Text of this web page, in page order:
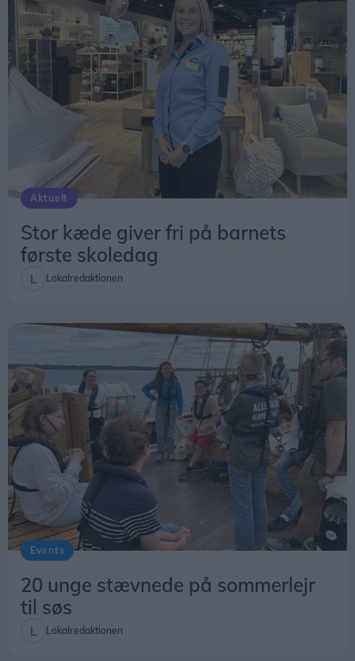
Aktuelt
Stor kæde giver fri på barnets
første skoledag
Lokalredaktionen
Events
20 unge stævnede på sommerlejr
til søs
Lokalredaktionen